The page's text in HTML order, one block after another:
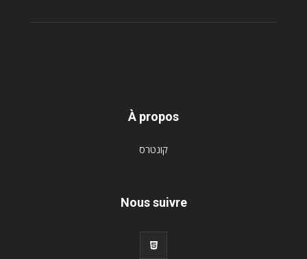
À propos
קונטרס
Nous suivre